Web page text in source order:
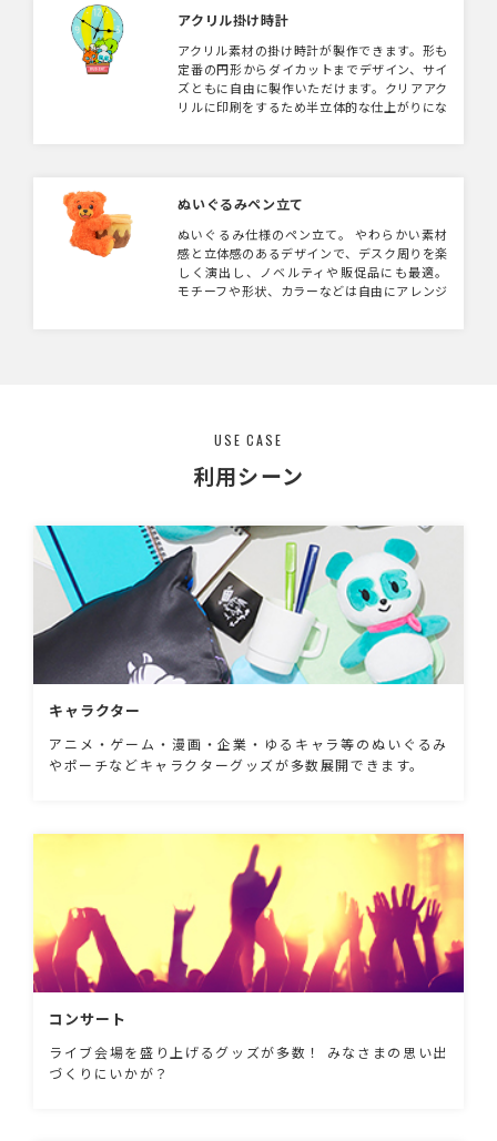
アクリル掛け時計
アクリル素材の掛け時計が製作できます。形も
定番の円形からダイカットまでデザイン、サイ
ズともに自由に製作いただけます。クリアアク
リルに印刷をするため半立体的な仕上がりにな
ぬいぐるみペン立て
ぬいぐるみ仕様のペン立て。 やわらかい素材
感と立体感のあるデザインで、デスク周りを楽
しく演出し、ノベルティや販促品にも最適。
モチーフや形状、カラーなどは自由にアレンジ
USE CASE
利用シーン
キャラクター
アニメ・ゲーム・漫画・企業・ゆるキャラ等のぬいぐるみ
やポーチなどキャラクターグッズが多数展開できます。
コンサート
ライブ会場を盛り上げるグッズが多数！ みなさまの思い出
づくりにいかが？